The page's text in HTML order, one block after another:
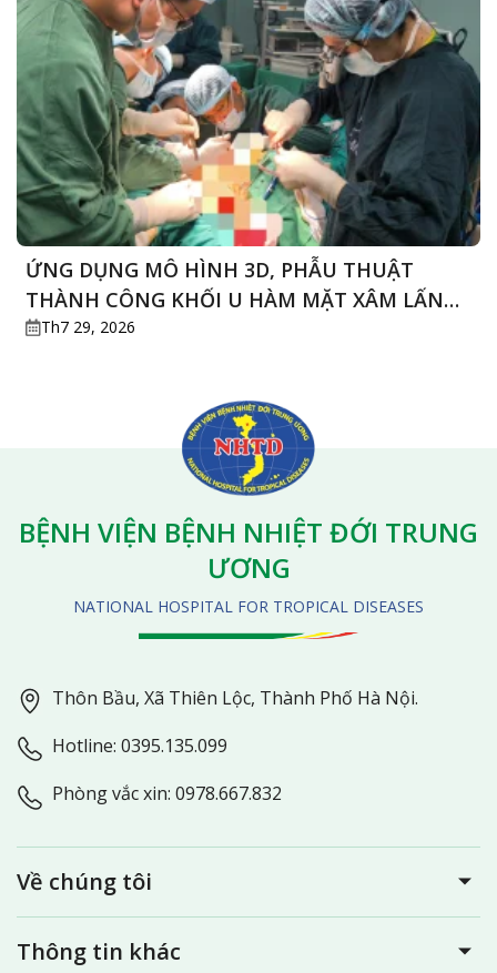
CẤP
CỨU
ỨNG DỤNG MÔ HÌNH 3D, PHẪU THUẬT
THÀNH CÔNG KHỐI U HÀM MẶT XÂM LẤN
PHỨC TẠP Ở CỤ ÔNG 76 TUỔI
Th7 29, 2026
BỆNH VIỆN BỆNH NHIỆT ĐỚI TRUNG
ƯƠNG
NATIONAL HOSPITAL FOR TROPICAL DISEASES
Thôn Bầu, Xã Thiên Lộc, Thành Phố Hà Nội.
Hotline: 0395.135.099
Phòng vắc xin: 0978.667.832
Về chúng tôi
Thông tin khác